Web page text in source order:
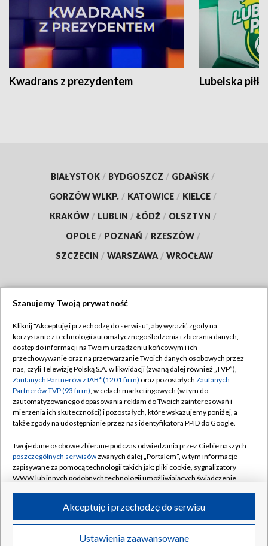
Kwadrans z prezydentem Lubelska piłka
BIAŁYSTOK / BYDGOSZCZ / GDAŃSK /
GORZÓW WLKP. / KATOWICE / KIELCE /
KRAKÓW / LUBLIN / ŁÓDŹ / OLSZTYN /
OPOLE / POZNAŃ / RZESZÓW /
SZCZECIN / WARSZAWA / WROCŁAW
TVP
Abonament TVP
Emisja w TVP
Centrum informacji TVP
Naziemna Telewizja Cyfrowa
Rada Programowa
System NOS
Informacje o nadawcy
Program dla prasy
Regulamin TVP
Polityka prywatności
Moje zgody
Pomoc
Kontakt
Kanały
©2026 Telewizja Polska S.A. w likwidacji
Szanujemy Twoją prywatność
Kliknij "Akceptuję i przechodzę do serwisu", aby wyrazić zgody na
korzystanie z technologii automatycznego śledzenia i zbierania danych,
dostęp do informacji na Twoim urządzeniu końcowym i ich
przechowywanie oraz na przetwarzanie Twoich danych osobowych przez
nas, czyli Telewizję Polską S.A. w likwidacji (zwaną dalej również „TVP”),
Zaufanych Partnerów z IAB* (1201 firm) oraz pozostałych Zaufanych
Partnerów TVP (93 firm), w celach marketingowych (w tym do
zautomatyzowanego dopasowania reklam do Twoich zainteresowań i
mierzenia ich skuteczności) i pozostałych, które wskazujemy poniżej, a
także zgody na udostępnianie przez nas identyfikatora PPID do Google.
Twoje dane osobowe zbierane podczas odwiedzania przez Ciebie naszych
poszczególnych serwisówzwanych dalej „Portalem”, w tym informacje
zapisywane za pomocą technologii takich jak: pliki cookie, sygnalizatory
WWW lub innych podobnych technologii umożliwiających świadczenie
ruchu w Internecie.
Twoje dane osobowe zbierane podczas odwiedzania przez Ciebie
poszczególnych serwisówna Portalu, takie jak adresy IP, identyfikatory
Ustawienia zaawansowane
Akceptuję i przechodzę do serwisu